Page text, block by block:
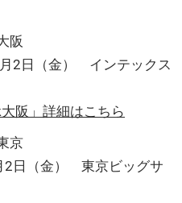
阪
2日（金） インテックス
阪」詳細はこちら
京
2日（金） 東京ビッグサ